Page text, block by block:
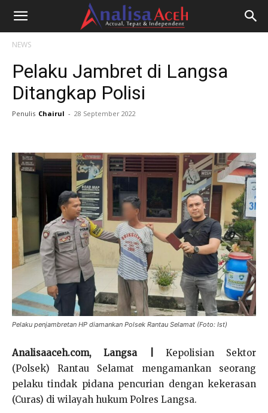
NEWS
Pelaku Jambret di Langsa
Ditangkap Polisi
Penulis Chairul - 28 September 2022
Pelaku penjambretan HP diamankan Polsek Rantau Selamat (Foto: Ist)
Analisaaceh.com, Langsa | Kepolisian Sektor
(Polsek) Rantau Selamat mengamankan seorang
pelaku tindak pidana pencurian dengan kekerasan
(Curas) di wilayah hukum Polres Langsa.